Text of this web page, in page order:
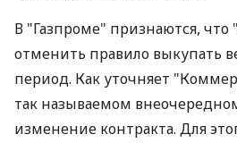
В "Газпроме" признаются,
отменить правило выкупать
период. Как уточняет
так называемом
изменение контракта. Для